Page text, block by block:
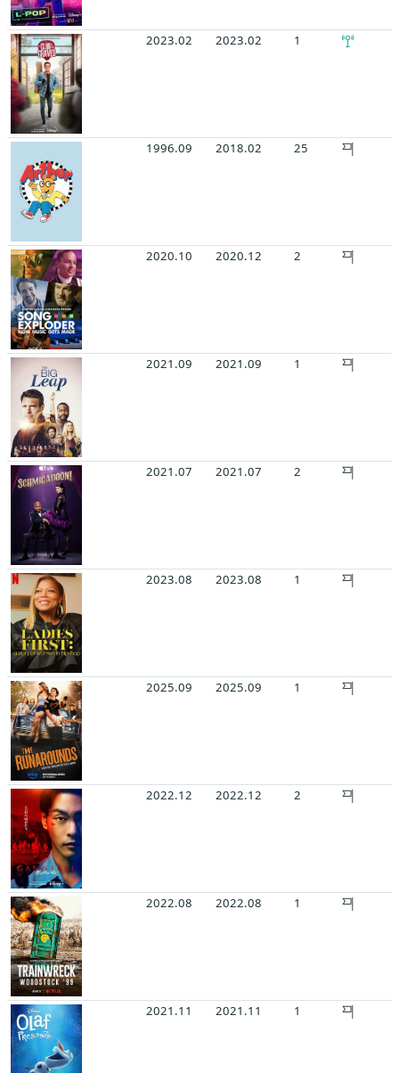
2023.02 2023.02 1
1996.09 2018.02 25
2020.10 2020.12 2
2021.09 2021.09 1
2021.07 2021.07 2
2023.08 2023.08 1
2025.09 2025.09 1
2022.12 2022.12 2
2022.08 2022.08 1
2021.11 2021.11 1